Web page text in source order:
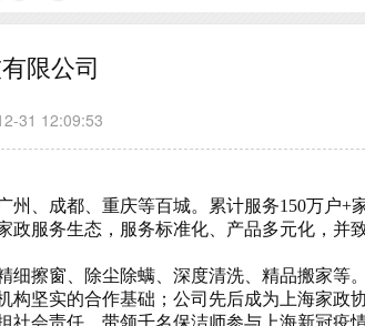
限公司
31 12:09:53
州、成都、重庆等百城。累计服务150万户+
政服务生态，服务标准化、产品多元化，并
擦窗、除尘除螨、深度清洗、精品搬家等。
构坚实的合作基础；公司先后成为上海家政
社会责任，带领千名保洁师参与上海新冠疫